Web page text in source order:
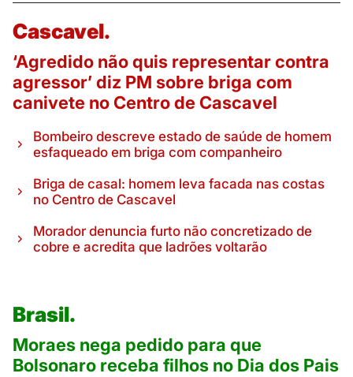
Cascavel.
‘Agredido não quis representar contra
agressor’ diz PM sobre briga com
canivete no Centro de Cascavel
Bombeiro descreve estado de saúde de homem
esfaqueado em briga com companheiro
Briga de casal: homem leva facada nas costas
no Centro de Cascavel
Morador denuncia furto não concretizado de
cobre e acredita que ladrões voltarão
Brasil.
Moraes nega pedido para que
Bolsonaro receba filhos no Dia dos Pais